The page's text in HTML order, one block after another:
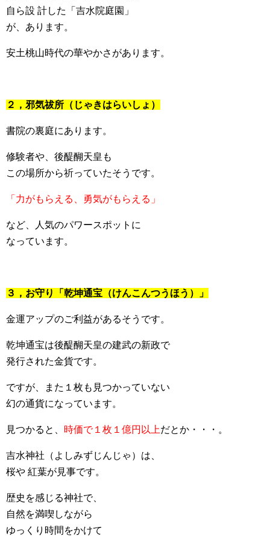
自ら設 計した「吉水院庭園」
が、あります。
安土桃山時代の華やかさがあります。
２，邪気祓所（じゃきはらいしょ）
書院の裏庭にあります。
修験者や、後醍醐天皇も
この場所から祈っていたそうです。
「力がもらえる、勇気がもらえる」
など、人気のパワースポットに
なっています。
３，お守り「乾坤通宝（けんこんつうほう）」
金運アップのご利益があるそうです。
乾坤通宝は後醍醐天皇の建武の新政で
発行された金貨です。
ですが、また１枚も見つかっていない
幻の通貨になっています。
見つかると、 時価で１枚１億円以上だとか・・・。
吉水神社（よしみずじんじゃ）は、
桜や 紅葉が見事です。
歴史を感じる神社で、
自然を満喫しながら
ゆっくり時間をかけて